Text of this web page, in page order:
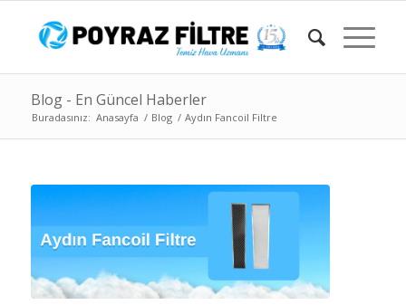
Blog - En Güncel Haberler
Buradasınız: Anasayfa / Blog / Aydın Fancoil Filtre